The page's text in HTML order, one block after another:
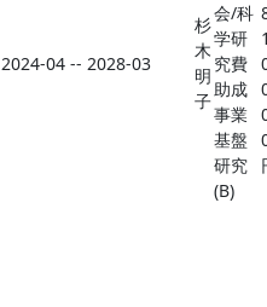
2024-04 -- 2028-03
杉
木
明
子
会/科
学研
究費
助成
事業
基盤
研究
(B)